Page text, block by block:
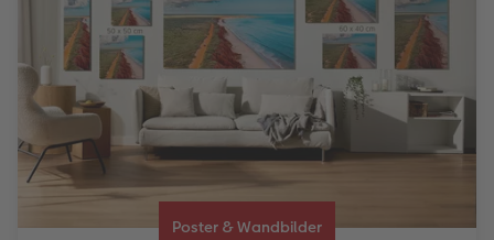
Poster & Wandbilder